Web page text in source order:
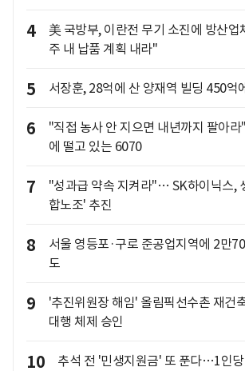
4
美 국방부, 이란전 무기 소진에 방산
주 내 납품 계획 내라"
5 서장훈, 28억에 산 양재역 빌딩 450억
6
"직접 농사 안 지으면 내년까지 팔아
에 떨고 있는 6070
7
"성과급 약속 지켜라"… SK하이닉스,
합노조' 추진
8
서울 영등포·구로 준공업지역에 2만
도
9
'추진위원장 해임' 올림픽선수촌 재건
대행 체제 승인
10 추석 전 '민생지원금' 또 푼다…1인당